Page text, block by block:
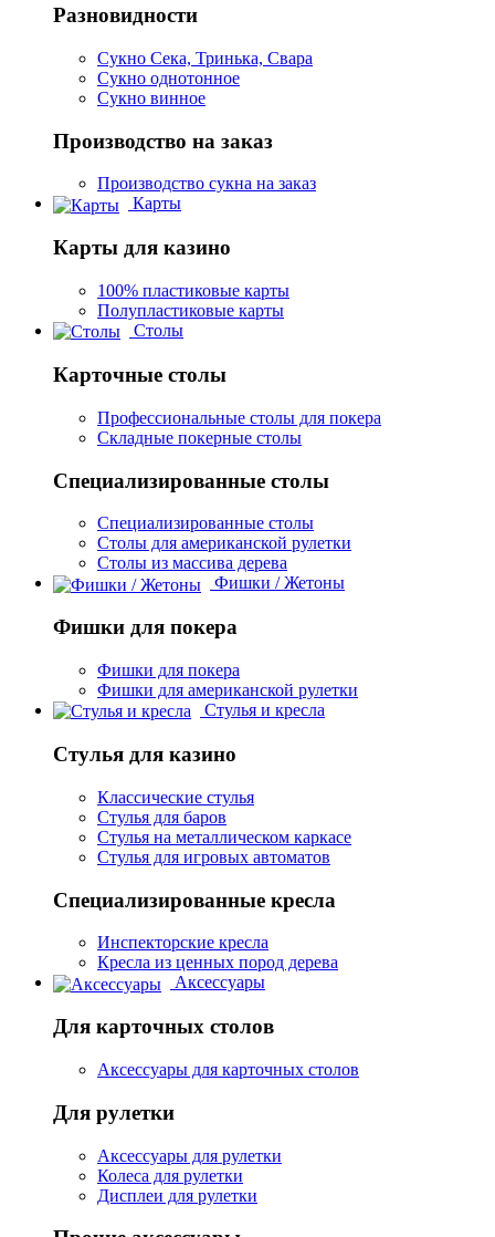
Разновидности
Сукно Сека, Тринька, Свара
Сукно однотонное
Сукно винное
Производство на заказ
Производство сукна на заказ
Карты
Карты для казино
100% пластиковые карты
Полупластиковые карты
Столы
Карточные столы
Профессиональные столы для покера
Складные покерные столы
Специализированные столы
Специализированные столы
Столы для американской рулетки
Столы из массива дерева
Фишки / Жетоны
Фишки для покера
Фишки для покера
Фишки для американской рулетки
Стулья и кресла
Стулья для казино
Классические стулья
Стулья для баров
Стулья на металлическом каркасе
Стулья для игровых автоматов
Специализированные кресла
Инспекторские кресла
Кресла из ценных пород дерева
Аксессуары
Для карточных столов
Аксессуары для карточных столов
Для рулетки
Аксессуары для рулетки
Колеса для рулетки
Дисплеи для рулетки